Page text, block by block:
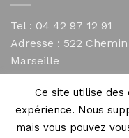
Tel : 04 42 97 12 91
Adresse : 522
Marseille
Mentions légales
Ce site utilise
expérience. Nous
mais vous pouvez